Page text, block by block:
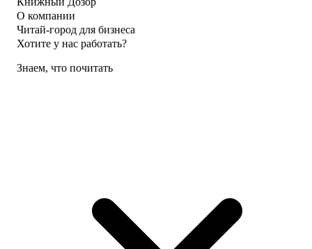
О компании
Читай-город для бизнеса
Хотите у нас работать?
Знаем, что почитать